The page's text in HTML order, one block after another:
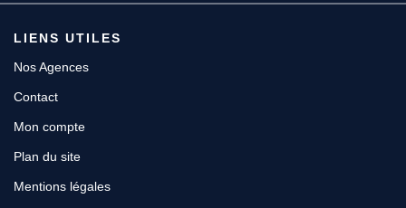
LIENS UTILES
Nos Agences
Contact
Mon compte
Plan du site
Mentions légales